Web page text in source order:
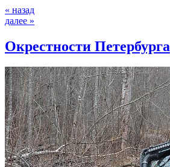
« назад
далее »
Окрестности Петербурга